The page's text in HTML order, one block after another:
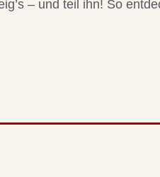
– und teil ihn! So